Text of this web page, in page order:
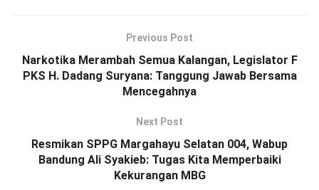
Previous Post
Narkotika Merambah Semua Kalangan, Legislator F
PKS H. Dadang Suryana: Tanggung Jawab Bersama
Mencegahnya
Next Post
Resmikan SPPG Margahayu Selatan 004, Wabup
Bandung Ali Syakieb: Tugas Kita Memperbaiki
Kekurangan MBG